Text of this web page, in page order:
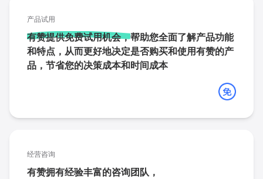
产品试用
有赞提供免费试用机会，帮助您全面了解产品功能
和特点，从而更好地决定是否购买和使用有赞的产
品，节省您的决策成本和时间成本
经营咨询
有赞拥有经验丰富的咨询团队，